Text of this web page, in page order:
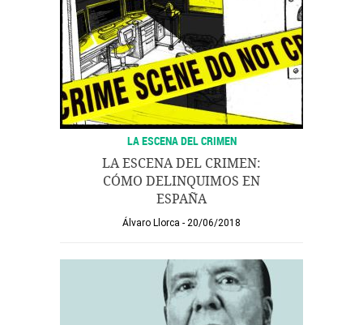
LA ESCENA DEL CRIMEN
LA ESCENA DEL CRIMEN:
CÓMO DELINQUIMOS EN
ESPAÑA
Álvaro Llorca 20/06/2018